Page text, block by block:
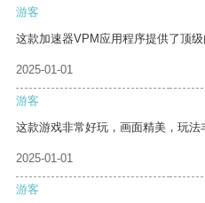
游客
这款加速器VPM应用程序提供了顶级
2025-01-01
游客
这款游戏非常好玩，画面精美，玩法
2025-01-01
游客